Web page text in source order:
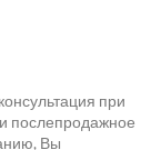
при
послепродажное
Вы